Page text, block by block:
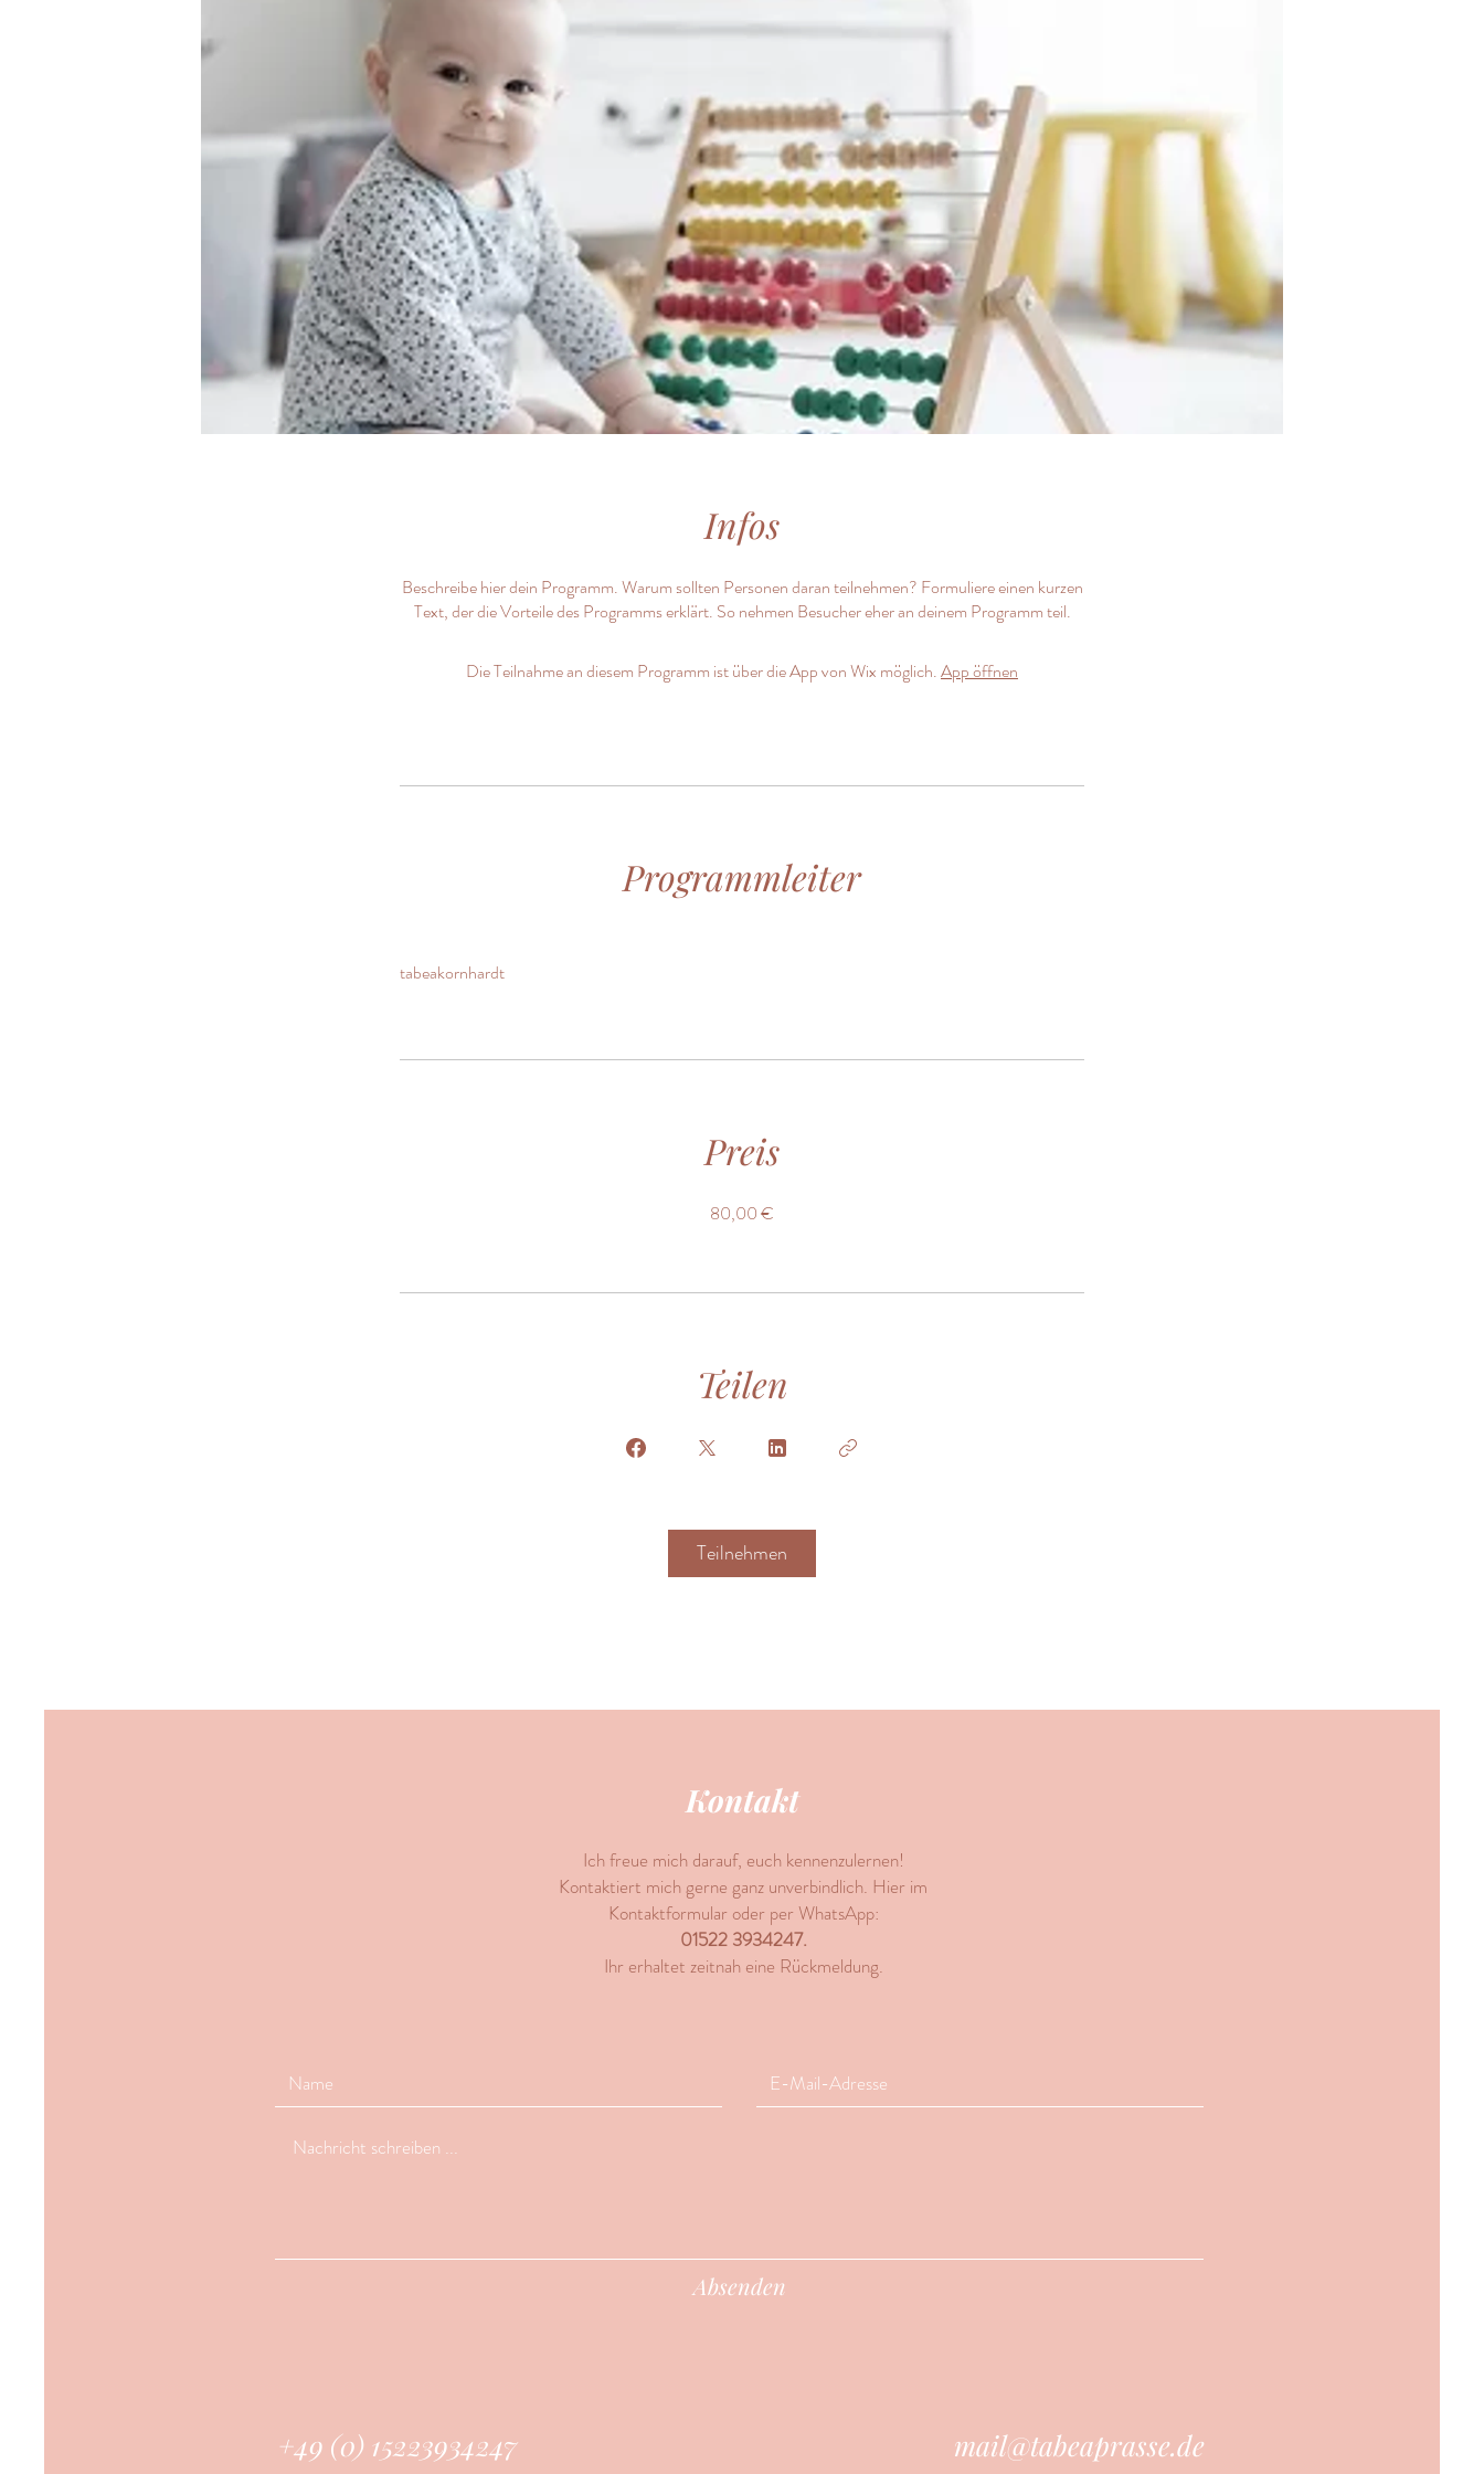
Infos
Beschreibe hier dein Programm. Warum sollten Personen daran teilnehmen? Formuliere einen kurzen
Text, der die Vorteile des Programms erklärt. So nehmen Besucher eher an deinem Programm teil.
Die Teilnahme an diesem Programm ist über die App von Wix möglich.App öffnen
Programmleiter
tabeakornhardt
Preis
80,00 €
Teilen
Teilnehmen
Kontakt
Ich freue mich darauf, euch kennenzulernen!
Kontaktiert mich gerne ganz unverbindlich. Hier im
Kontaktformular oder per WhatsApp:
01522 3934247.
Ihr erhaltet zeitnah eine Rückmeldung.
Absenden
+49 (0) 15223934247 mail@tabeaprasse.de